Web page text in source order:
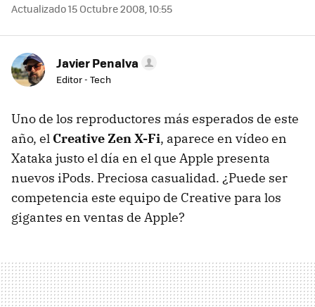
Actualizado 15 Octubre 2008, 10:55
Javier Penalva
Editor - Tech
Uno de los reproductores más esperados de este
año, el Creative Zen X-Fi, aparece en vídeo en
Xataka justo el día en el que Apple presenta
nuevos iPods. Preciosa casualidad. ¿Puede ser
competencia este equipo de Creative para los
gigantes en ventas de Apple?